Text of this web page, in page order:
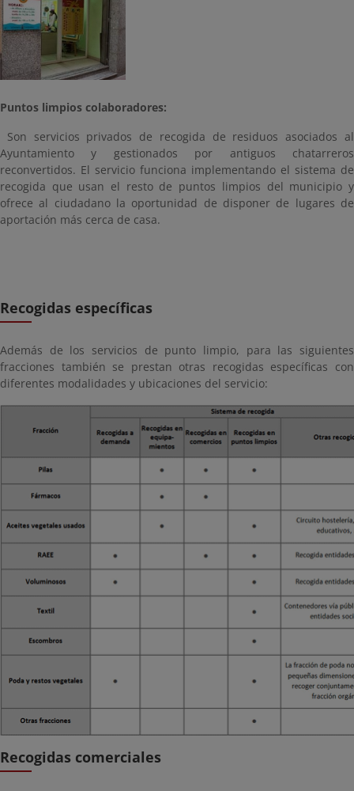
Puntos limpios colaboradores:
Son servicios privados de recogida de residuos asociados al
Ayuntamiento y gestionados por antiguos chatarreros
reconvertidos. El servicio funciona implementando el sistema de
recogida que usan el resto de puntos limpios del municipio y
ofrece al ciudadano la oportunidad de disponer de lugares de
aportación más cerca de casa.
Recogidas específicas
Además de los servicios de punto limpio, para las siguientes
fracciones también se prestan otras recogidas específicas con
diferentes modalidades y ubicaciones del servicio:
Recogidas comerciales